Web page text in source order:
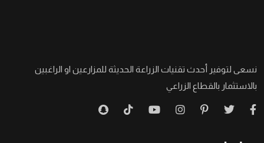
نسعى لتوفير أحدث تقنيات الزراعة الحديثة للمزارعين او الراغبين
بالاستثمار بالقطاع الزراعي